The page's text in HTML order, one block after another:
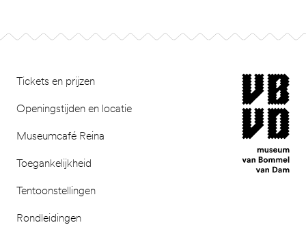
Tickets en prijzen
Openingstijden en locatie
Museumcafé Reina
Toegankelijkheid
Tentoonstellingen
Rondleidingen
museum van